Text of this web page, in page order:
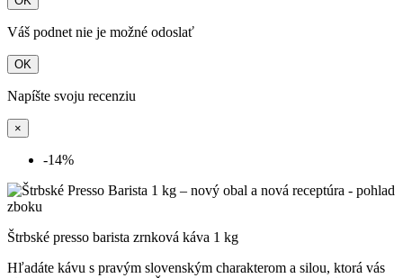
Váš podnet nie je možné odoslať
OK
Napíšte svoju recenziu
×
-14%
Štrbské presso barista zrnková káva 1 kg
Hľadáte kávu s pravým slovenským charakterom a silou, ktorá vás